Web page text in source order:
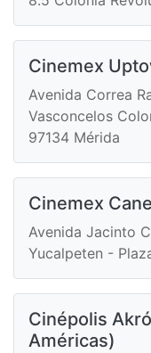
Cinemex
Avenida Correa
Vasconcelos
97134 Mérida
Cinemex
Avenida Jacinto
Yucalpeten -
Cinépolis
Américas)